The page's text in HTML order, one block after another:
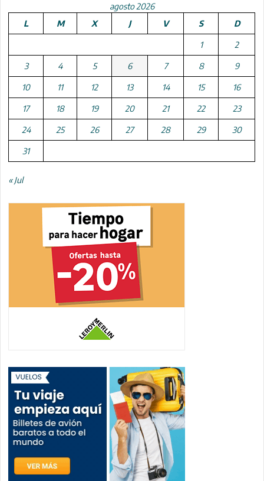
agosto 2026
L
M X J V S D
1 2
3 4 5 6 7 8 9
10 11 12 13 14 15 16
17 18 19 20 21 22 23
24 25 26 27 28 29 30
31
« Jul